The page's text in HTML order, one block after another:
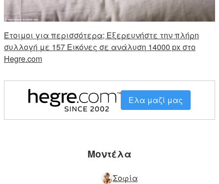
Έτοιμοι για περισσότερα; Εξερευνήστε την πλήρη
συλλογή με 157 Εικόνες σε ανάλυση 14000 px στο
Hegre.com
Ελα μαζί μας
Μοντέλα
Σοφία